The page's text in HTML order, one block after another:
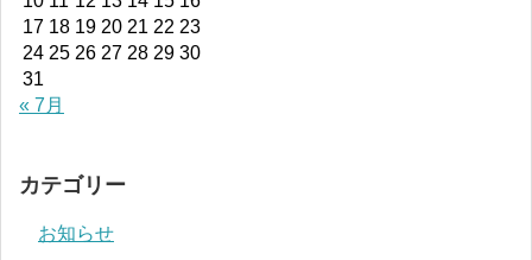
17 18 19 20 21 22 23
24 25 26 27 28 29 30
31
« 7月
カテゴリー
お知らせ